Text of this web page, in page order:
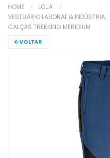
HOME
LOJA
VESTUÁRIO LABORAL & INDÚSTRIA,
CALÇAS TREKKING MERIDIUM
VOLTAR